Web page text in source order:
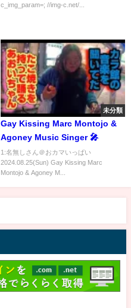
c_img_param=; //img-c.net/...
未分類
Gay Kissing Marc Montojo &
Agoney Music Singer 🎤
1:名無しさん＠おカマいっぱい
2024.08.25(Sun) Gay Kissing Marc
Montojo & Agoney M...